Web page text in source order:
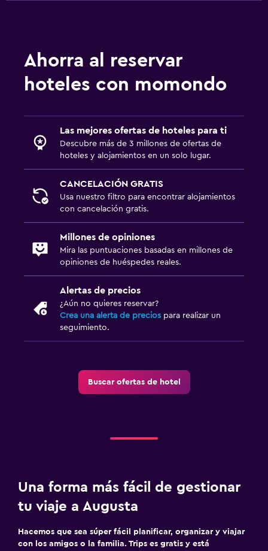
Ahorra al reservar
hoteles con momondo
Las mejores ofertas de hoteles para ti
Descubre más de 3 millones de ofertas de
hoteles y alojamientos en un solo lugar.
CANCELACIÓN GRATIS
Usa nuestro filtro para encontrar alojamientos
con cancelación gratis.
Millones de opiniones
Mira las puntuaciones basadas en millones de
opiniones de huéspedes reales.
Alertas de precios
¿Aún no quieres reservar?
Crea una alerta de precios para realizar un
seguimiento.
Buscar ofertas de hotel
Una forma más fácil de gestionar
tu viaje a Augusta
Hacemos que sea súper fácil planificar, organizar y viajar
con los amigos o la familia. Trips es gratis y está